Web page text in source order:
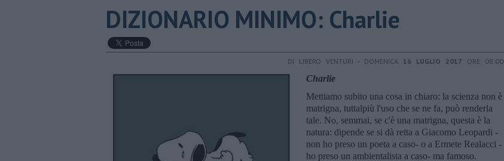
DIZIONARIO MINIMO: Charlie
DI LIBERO VENTURI - DOMENICA 16 LUGLIO 2017 ORE 08:00
Charlie
Mettiamo subito una cosa in chiaro: la scienza non è
matrigna, tuttalpiù l'uso che se ne fa, può renderla
tale. No, semmai, se c'è una matrigna, questa è la
natura: dipende se si dà retta a Giacomo Leopardi -
non ho preso un poeta a caso- o a Ermete Realacci -
ho preso un ambientalista a caso- ma famoso.